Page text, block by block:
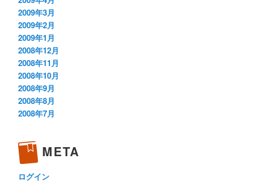
2009年3月
2009年2月
2009年1月
2008年12月
2008年11月
2008年10月
2008年9月
2008年8月
2008年7月
META
ログイン